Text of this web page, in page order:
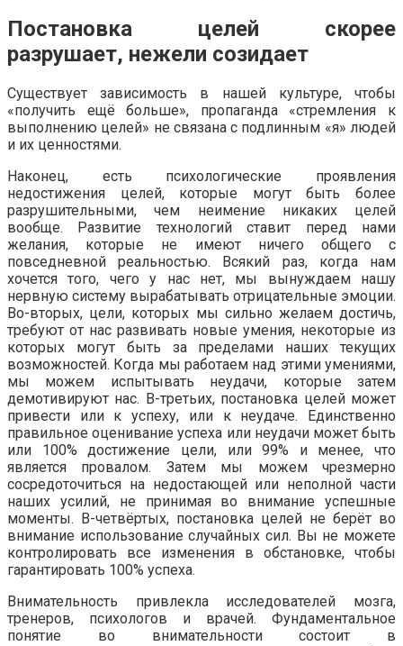
Постановка целей скорее
разрушает, нежели созидает
Существует зависимость в нашей культуре, чтобы
«получить ещё больше», пропаганда «стремления к
выполнению целей» не связана с подлинным «я» людей
и их ценностями.
Наконец, есть психологические проявления
недостижения целей, которые могут быть более
разрушительными, чем неимение никаких целей
вообще. Развитие технологий ставит перед нами
желания, которые не имеют ничего общего с
повседневной реальностью. Всякий раз, когда нам
хочется того, чего у нас нет, мы вынуждаем нашу
нервную систему вырабатывать отрицательные эмоции.
Во-вторых, цели, которых мы сильно желаем достичь,
требуют от нас развивать новые умения, некоторые из
которых могут быть за пределами наших текущих
возможностей. Когда мы работаем над этими умениями,
мы можем испытывать неудачи, которые затем
демотивируют нас. В-третьих, постановка целей может
привести или к успеху, или к неудаче. Единственно
правильное оценивание успеха или неудачи может быть
или 100% достижение цели, или 99% и менее, что
является провалом. Затем мы можем чрезмерно
сосредоточиться на недостающей или неполной части
наших усилий, не принимая во внимание успешные
моменты. В-четвёртых, постановка целей не берёт во
внимание использование случайных сил. Вы не можете
контролировать все изменения в обстановке, чтобы
гарантировать 100% успеха.
Внимательность привлекла исследователей мозга,
тренеров, психологов и врачей. Фундаментальное
понятие во внимательности состоит в